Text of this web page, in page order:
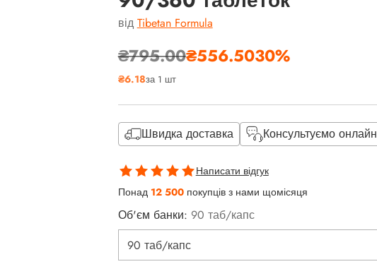
від Tibetan Formula
Звичайна
ціна
₴795.00₴556.5030%
₴6.18за 1 шт
Швидка доставка Консультуємо онлайн
Написати відгук
Понад 12 500 покупців з нами щомісяця
Об'єм банки: 90 таб/капс